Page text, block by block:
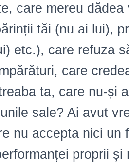
care mereu dădea
tăi (nu ai lui),
etc.), care refuza
care
ta, care nu-și
sale? Ai avut
nu accepta nici un
proprii și